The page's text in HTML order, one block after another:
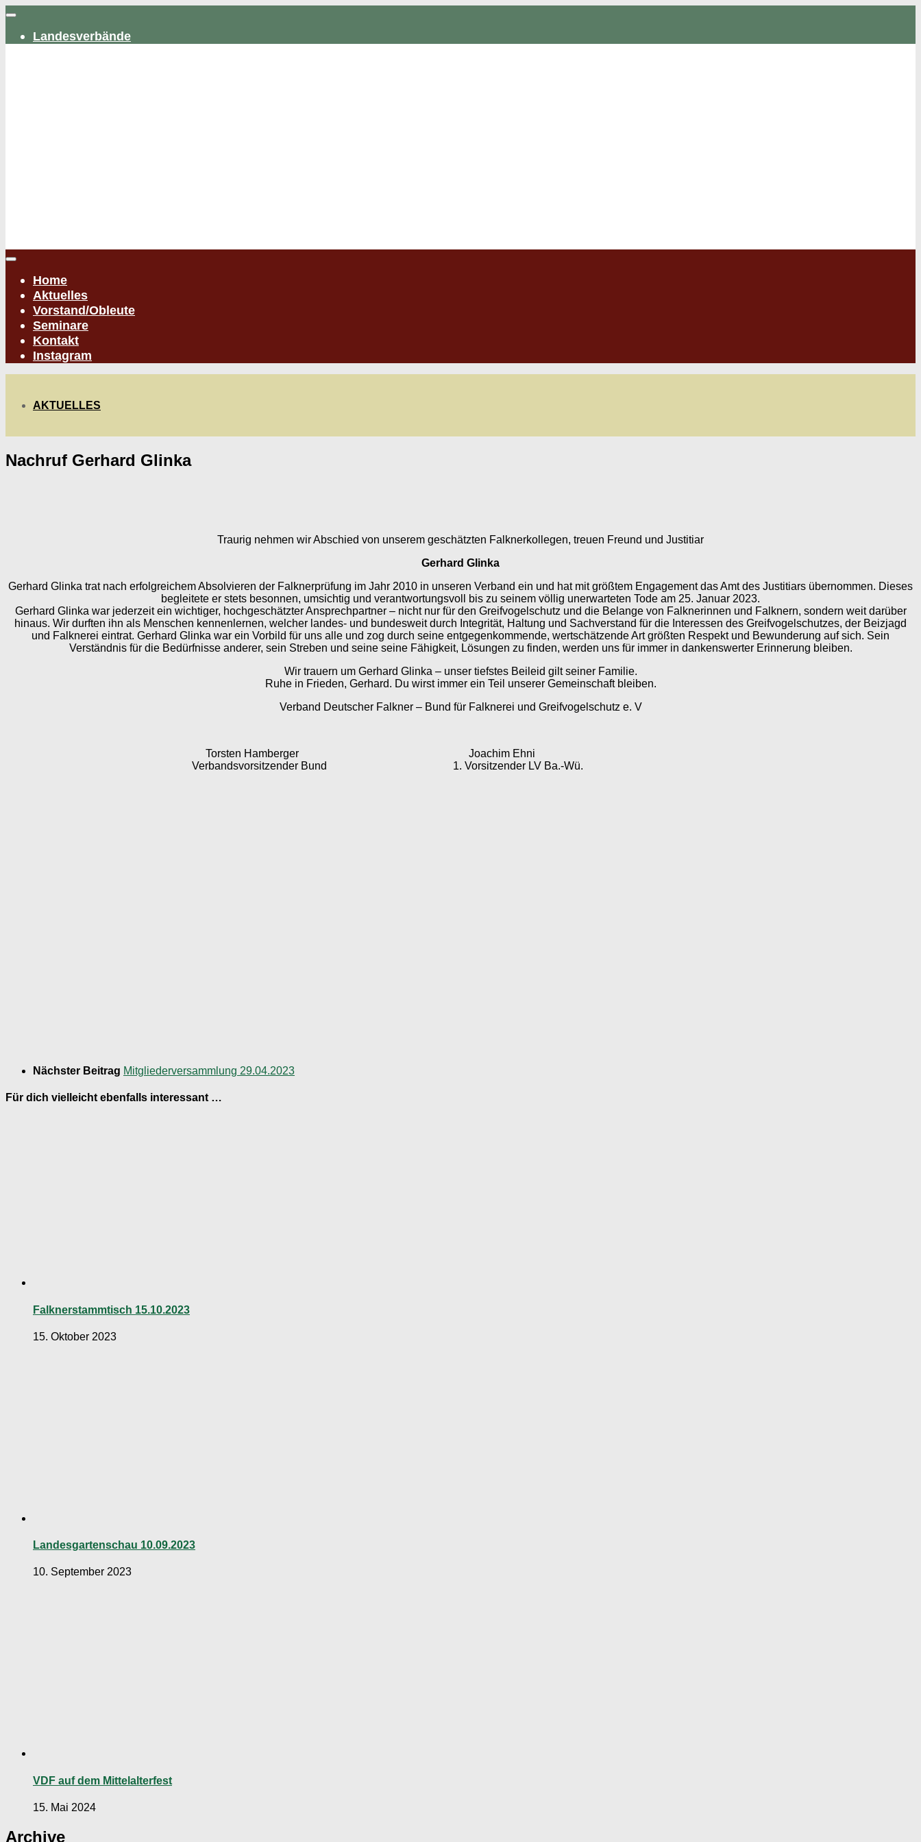
Zum
springenLandesverbände
Home
Aktuelles
Vorstand/Obleute
Seminare
Kontakt
Instagram
AKTUELLES
Nachruf Gerhard Glinka
Traurig nehmen wir Abschied von unserem geschätzten Falknerkollegen, treuen Freund und Justitiar
Gerhard Glinka
Gerhard Glinka trat nach erfolgreichem Absolvieren der Falknerprüfung im Jahr 2010 in unseren Verband ein und hat mit größtem Engagement das Amt des Justitiars übernommen. Dieses
begleitete er stets besonnen, umsichtig und verantwortungsvoll bis zu seinem völlig unerwarteten Tode am 25. Januar 2023.
Gerhard Glinka war jederzeit ein wichtiger, hochgeschätzter Ansprechpartner – nicht nur für den Greifvogelschutz und die Belange von Falknerinnen und Falknern, sondern weit darüber
hinaus. Wir durften ihn als Menschen kennenlernen, welcher landes- und bundesweit durch Integrität, Haltung und Sachverstand für die Interessen des Greifvogelschutzes, der Beizjagd
und Falknerei eintrat. Gerhard Glinka war ein Vorbild für uns alle und zog durch seine entgegenkommende, wertschätzende Art größten Respekt und Bewunderung auf sich. Sein
Verständnis für die Bedürfnisse anderer, sein Streben und seine seine Fähigkeit, Lösungen zu finden, werden uns für immer in dankenswerter Erinnerung bleiben.
Wir trauern um Gerhard Glinka – unser tiefstes Beileid gilt seiner Familie.
Ruhe in Frieden, Gerhard. Du wirst immer ein Teil unserer Gemeinschaft bleiben.
Verband Deutscher Falkner – Bund für Falknerei und Greifvogelschutz e. V
Torsten Hamberger Joachim Ehni
Verbandsvorsitzender Bund 1. Vorsitzender LV Ba.-Wü.
Nächster Beitrag Mitgliederversammlung 29.04.2023
Für dich vielleicht ebenfalls interessant …
Falknerstammtisch 15.10.2023
15. Oktober 2023
Landesgartenschau 10.09.2023
10. September 2023
VDF auf dem Mittelalterfest
15. Mai 2024
Archive